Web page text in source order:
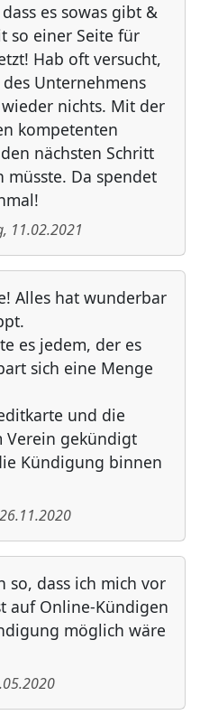
es sowas gibt &
so einer Seite für
Hab oft versucht,
Unternehmens
nichts. Mit der
kompetenten
nächsten Schritt
müsste. Da spendet
, 11.02.2021
Alles hat wunderbar
es jedem, der es
sich eine Menge
und die
Verein gekündigt
Kündigung binnen
26.11.2020
so, dass ich mich vor
auf Online-Kündigen
möglich wäre